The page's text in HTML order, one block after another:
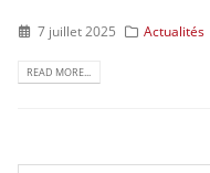
7 juillet 2025 Actualités
READ MORE...